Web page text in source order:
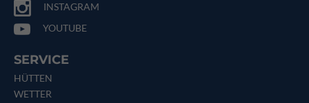
INSTAGRAM
YOUTUBE
SERVICE
HÜTTEN
WETTER